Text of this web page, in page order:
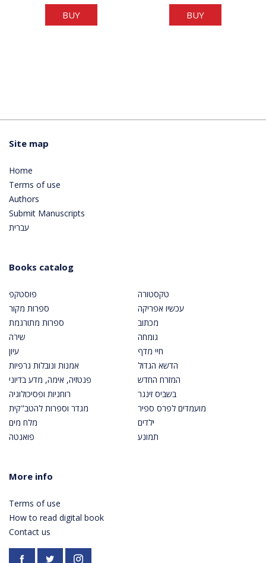
BUY BUY
Site map
Home
Terms of use
Authors
Submit Manuscripts
עברית
Books catalog
פוסטקפ
ספרות מקור
ספרות מתורגמת
שירה
עיון
אמנות ונובלות גרפיות
פנטזיה, אימה, מדע בדיוני
רוחניות ופסיכולוגיה
מגדר וספרות להטב"קית
מלח מים
פואנטה
טקסטורה
עכשיו אפריקה
מכתוב
גומחה
חיי מדף
הדשא הגדול
המזרח החדש
בשביס זינגר
מועמדים לפרס ספיר
ילדים
תמונע
More info
Terms of use
How to read digital book
Contact us
Facebookhttps://twitter.com/PardesPublish
Instagram